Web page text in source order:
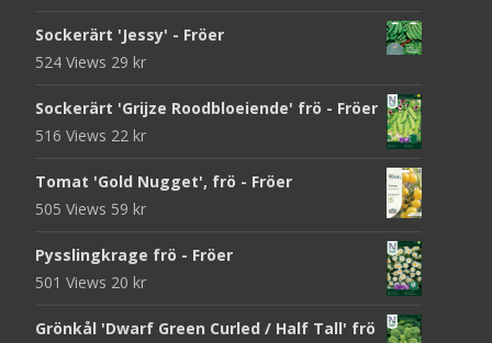
Sockerärt 'Jessy' - Fröer
524 Views 29 kr
Sockerärt 'Grijze Roodbloeiende' frö - Fröer
516 Views 22 kr
Tomat 'Gold Nugget', frö - Fröer
505 Views 59 kr
Pysslingkrage frö - Fröer
501 Views 20 kr
Grönkål 'Dwarf Green Curled / Half Tall' frö